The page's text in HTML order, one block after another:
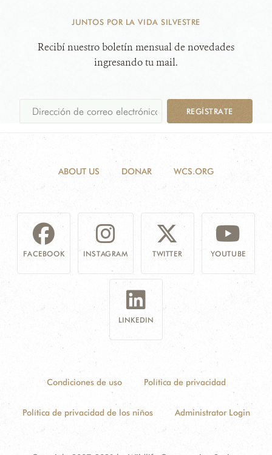
JUNTOS POR LA VIDA SILVESTRE
Recibí nuestro boletín mensual de novedades
ingresando tu mail.
REGÍSTRATE
ABOUT US DONAR WCS.ORG
FACEBOOK INSTAGRAM TWITTER YOUTUBE
LINKEDIN
Condiciones de uso Política de privacidad
Política de privacidad de los niños Administrator Login